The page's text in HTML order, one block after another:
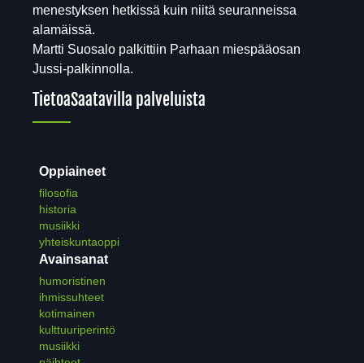
menestyksen hetkissä kuin niitä seuranneissa
alamäissä.
Martti Suosalo palkittiin Parhaan miespääosan
Jussi-palkinnolla.
TietoaSaatavilla palveluista
Oppiaineet
filosofia
historia
musiikki
yhteiskuntaoppi
Avainsanat
humoristinen
ihmissuhteet
kotimainen
kulttuuriperintö
musiikki